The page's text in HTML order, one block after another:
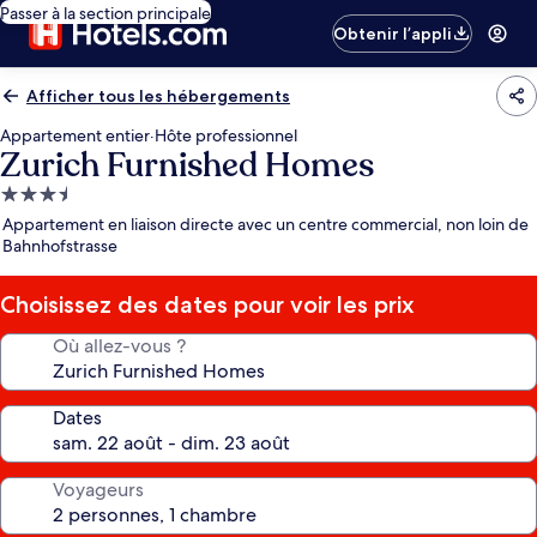
Passer à la section principale
Obtenir l’appli
Afficher tous les hébergements
Appartement entier·Hôte professionnel
Zurich Furnished Homes
Hébergement
3.5 étoiles
Appartement en liaison directe avec un centre commercial, non loin de
Bahnhofstrasse
Choisissez des dates pour voir les prix
Où allez-vous ?
Dates
Voyageurs